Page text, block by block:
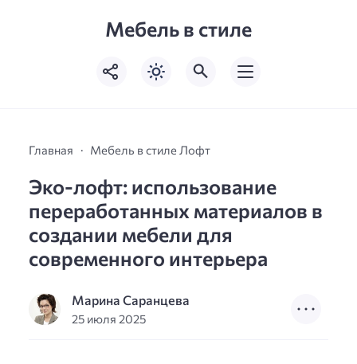
Мебель в стиле
Главная Мебель в стиле Лофт
Эко-лофт: использование
переработанных материалов в
создании мебели для
современного интерьера
Марина Саранцева
25 июля 2025